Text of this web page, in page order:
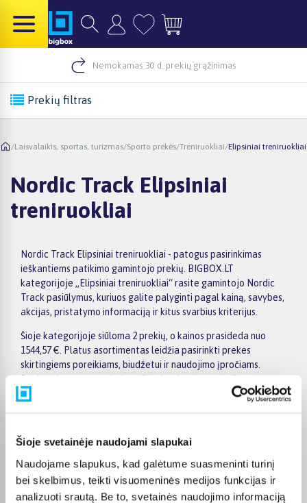
Šioje svetainėje naudojami slapukai
Naudojame slapukus, kad galėtume suasmeninti turinį
bei skelbimus, teikti visuomeninės medijos funkcijas ir
analizuoti srautą. Be to, svetainės naudojimo informaciją
Nemokamas 30 d. prekių grąžinimas
Prekių filtras
/Laisvalaikis, sportas, turizmas/Sporto prekės/Treniruokliai/Elipsiniai treniruokliai
Nordic Track Elipsiniai
treniruokliai
Nordic Track Elipsiniai treniruokliai - patogus pasirinkimas
ieškantiems patikimo gamintojo prekių. BIGBOX.LT
kategorijoje „Elipsiniai treniruokliai“ rasite gamintojo Nordic
Track pasiūlymus, kuriuos galite palyginti pagal kainą, savybes,
akcijas, pristatymo informaciją ir kitus svarbius kriterijus.
Šioje kategorijoje siūloma 2 prekių, o kainos prasideda nuo
1544,57 €. Platus asortimentas leidžia pasirinkti prekes
skirtingiems poreikiams, biudžetui ir naudojimo įpročiams.
Renkantis verta įvertinti ne tik kainą, bet ir pagrindines
savybes, funkcionalumą, komplektaciją, garantijos sąlygas bei
pasiūlymus ir patogiai palyginti Nordic Track prekes
tarpusavyje. Atsižvelkite į jums svarbiausius kriterijus,
pristatymo informaciją ir prekės aprašymą, kad galėtumėte
priimti patogų ir apgalvotą sprendimą.